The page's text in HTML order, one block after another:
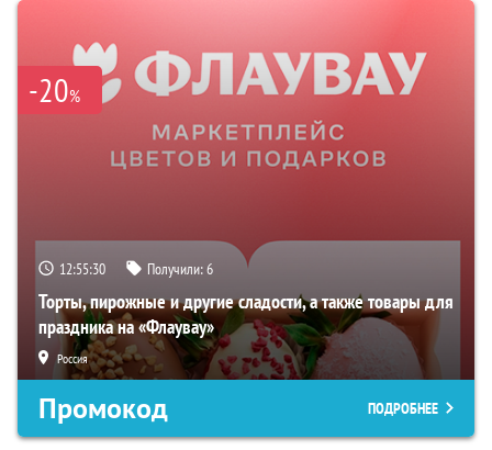
-20%
12:55:29 Получили:6
Торты, пирожные и другие сладости, а также товары для
праздника на «Флаувау»
Россия
Промокод ПОДРОБНЕЕ